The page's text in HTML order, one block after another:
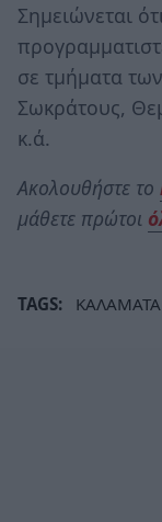
Σημειώνεται
σε τμήματα
Σωκράτους,
κ.ά.
Ακολουθήστε το
μάθετε πρώτοι
TAGS: ΚΑΛΑΜΑΤΑ